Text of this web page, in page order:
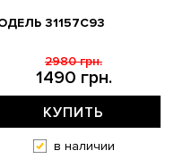
31157С93
1490 грн.
2980 грн.
КУПИТЬ
в наличии